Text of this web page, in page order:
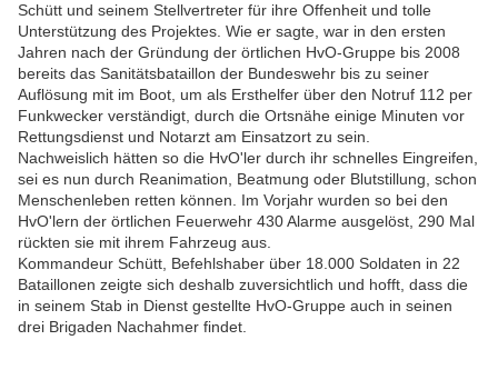
Schütt und seinem Stellvertreter für ihre Offenheit und tolle
Unterstützung des Projektes. Wie er sagte, war in den ersten
Jahren nach der Gründung der örtlichen HvO-Gruppe bis 2008
bereits das Sanitätsbataillon der Bundeswehr bis zu seiner
Auflösung mit im Boot, um als Ersthelfer über den Notruf 112 per
Funkwecker verständigt, durch die Ortsnähe einige Minuten vor
Rettungsdienst und Notarzt am Einsatzort zu sein.
Nachweislich hätten so die HvO'ler durch ihr schnelles Eingreifen,
sei es nun durch Reanimation, Beatmung oder Blutstillung, schon
Menschenleben retten können. Im Vorjahr wurden so bei den
HvO'lern der örtlichen Feuerwehr 430 Alarme ausgelöst, 290 Mal
rückten sie mit ihrem Fahrzeug aus.
Kommandeur Schütt, Befehlshaber über 18.000 Soldaten in 22
Bataillonen zeigte sich deshalb zuversichtlich und hofft, dass die
in seinem Stab in Dienst gestellte HvO-Gruppe auch in seinen
drei Brigaden Nachahmer findet.